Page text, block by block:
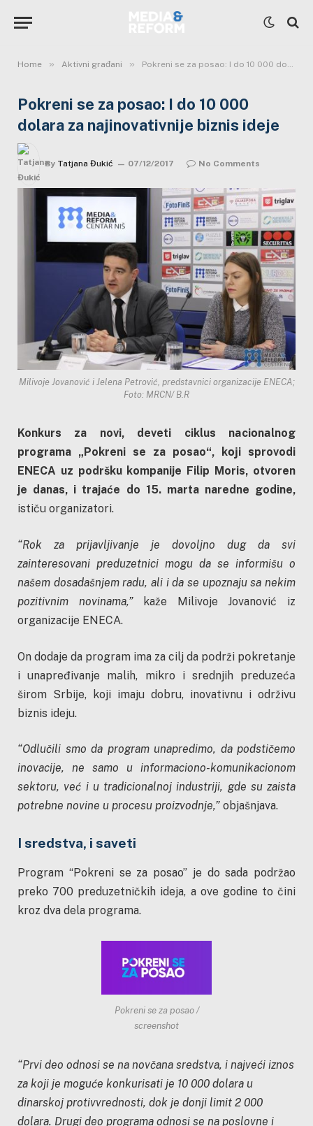
Home » Aktivni građani » Pokreni se za posao: I do 10 000 dolara za najinovativnije biznis ideje
Pokreni se za posao: I do 10 000
dolara za najinovativnije biznis ideje
By Tatjana Đukić 07/12/2017 No Comments
Milivoje Jovanović i Jelena Petrović, predstavnici organizacije ENECA;
Foto: MRCN/ B.R
Konkurs za novi, deveti ciklus nаciоnаlnog
programa „Pokreni se za posao“, kојi sprovodi
ENECA uz podršku kompanije Filip Moris, otvoren
je danas, i trajaće do 15. marta naredne godine,
ističu organizatori.
“Rok za prijavljivanje je dovoljno dug da svi
zainteresovani preduzetnici mogu da se informišu o
našem dosadašnjem radu, ali i da se upoznaju sa nekim
pozitivnim novinama,”kaže Milivoje Jovanović iz
organizacije ENECA.
On dodaje da program ima za cilj da pоdrži pоkrеtаnjе
i unapređivanje mаlih, mikro i srednjih prеduzеćа
širom Srbiјe, koji imaju dobru, inovativnu i održivu
biznis ideju.
“Odlučili smo da program unapredimo, da podstičemo
inovacije, ne samo u informaciono-komunikacionom
sektoru, već i u tradicionalnoj industriji, gde su zaista
potrebne novine u procesu proizvodnje,” objašnjava.
I sredstva, i saveti
Program “Pokreni se za posao” je do sada podržao
preko 700 preduzetničkih ideja, a ove godine to čini
kroz dva dela programa.
Pokreni se za posao /
screenshot
“Prvi deo odnosi se na novčana sredstva, i najveći iznos
za koji je moguće konkurisati je 10 000 dolara u
dinarskoj protivvrednosti, dok je donji limit 2 000
dolara. Drugi deo programa odnosi se na poslovne i